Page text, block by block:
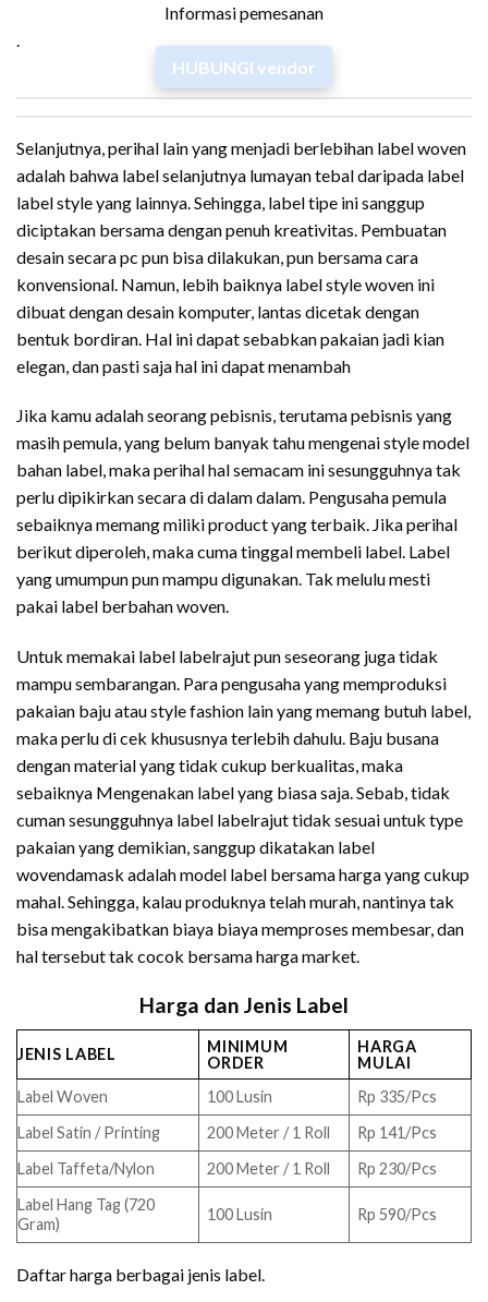
Informasi pemesanan
HUBUNGI vendor
Selanjutnya, perihal lain yang menjadi berlebihan label woven
adalah bahwa label selanjutnya lumayan tebal daripada label
label style yang lainnya. Sehingga, label tipe ini sanggup
diciptakan bersama dengan penuh kreativitas. Pembuatan
desain secara pc pun bisa dilakukan, pun bersama cara
konvensional. Namun, lebih baiknya label style woven ini
dibuat dengan desain komputer, lantas dicetak dengan
bentuk bordiran. Hal ini dapat sebabkan pakaian jadi kian
elegan, dan pasti saja hal ini dapat menambah
Jika kamu adalah seorang pebisnis, terutama pebisnis yang
masih pemula, yang belum banyak tahu mengenai style model
bahan label, maka perihal hal semacam ini sesungguhnya tak
perlu dipikirkan secara di dalam dalam. Pengusaha pemula
sebaiknya memang miliki product yang terbaik. Jika perihal
berikut diperoleh, maka cuma tinggal membeli label. Label
yang umumpun pun mampu digunakan. Tak melulu mesti
pakai label berbahan woven.
Untuk memakai label labelrajut pun seseorang juga tidak
mampu sembarangan. Para pengusaha yang memproduksi
pakaian baju atau style fashion lain yang memang butuh label,
maka perlu di cek khususnya terlebih dahulu. Baju busana
dengan material yang tidak cukup berkualitas, maka
sebaiknya Mengenakan label yang biasa saja. Sebab, tidak
cuman sesungguhnya label labelrajut tidak sesuai untuk type
pakaian yang demikian, sanggup dikatakan label
wovendamask adalah model label bersama harga yang cukup
mahal. Sehingga, kalau produknya telah murah, nantinya tak
bisa mengakibatkan biaya biaya memproses membesar, dan
hal tersebut tak cocok bersama harga market.
Harga dan Jenis Label
JENIS LABEL
MINIMUM
ORDER
HARGA
MULAI
Label Woven
100 Lusin
Rp 335/Pcs
Label Satin / Printing
200 Meter / 1 Roll
Rp 141/Pcs
Label Taffeta/Nylon
200 Meter / 1 Roll
Rp 230/Pcs
Label Hang Tag (720
Gram)
100 Lusin Rp 590/Pcs
Daftar harga berbagai jenis label.